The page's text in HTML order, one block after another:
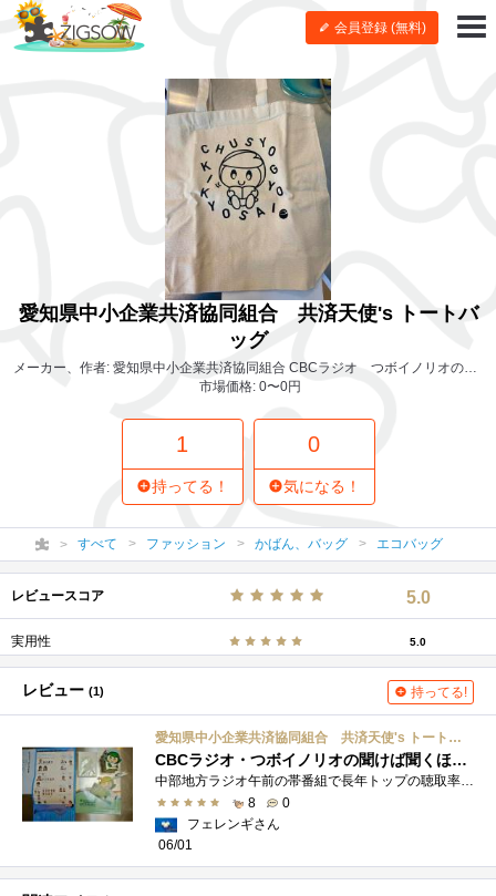
会員登録 (無料)
愛知県中小企業共済協同組合 共済天使's トートバ
ッグ
メーカー、作者: 愛知県中小企業共済協同組合 CBCラジオ つボイノリオの聞けば聞くほど内・社長のお役立ち
市場価格: 0〜0円
1
持ってる！
0
気になる！
すべて ファッション かばん、バッグ エコバッグ
レビュースコア 5.0
実用性 5.0
レビュー (1) 持ってる!
愛知県中小企業共済協同組合 共済天使's トートバッグ
CBCラジオ・つボイノリオの聞けば聞くほど内「社長のお役立ち」ご褒美グッズ
中部地方ラジオ午前の帯番組で長年トップの聴取率を誇るおばけ番組「つボイノリオの聞けば聞くほど」 がんばる企業のベストーパートナー「�...
8
0
フェレンギさん
06/01